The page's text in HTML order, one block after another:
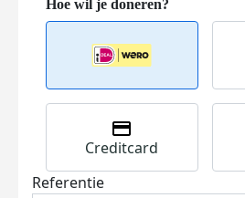
Creditcard
Referentie